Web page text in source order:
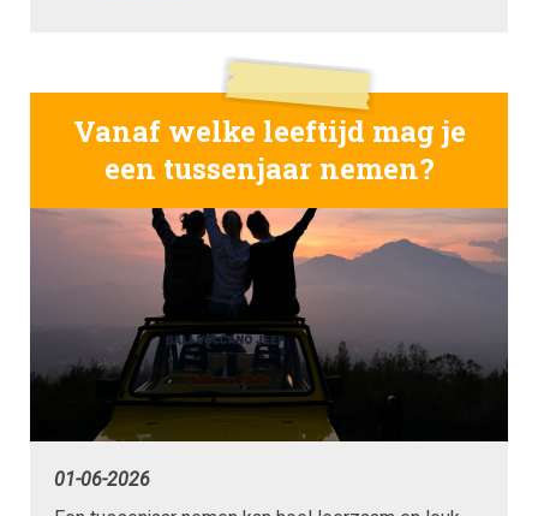
Vanaf welke leeftijd mag je
een tussenjaar nemen?
01-06-2026